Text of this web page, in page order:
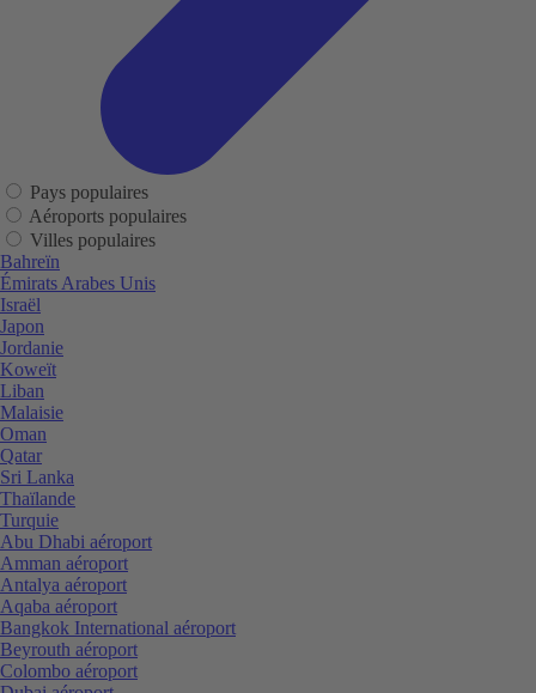
Pays populaires
Aéroports populaires
Villes populaires
Bahreïn
Émirats Arabes Unis
Israël
Japon
Jordanie
Koweït
Liban
Malaisie
Oman
Qatar
Sri Lanka
Thaïlande
Turquie
Abu Dhabi aéroport
Amman aéroport
Antalya aéroport
Aqaba aéroport
Bangkok International aéroport
Beyrouth aéroport
Colombo aéroport